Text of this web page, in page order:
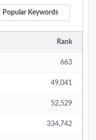
Popular Keywords
Rank
663
49,041
52,529
334,742